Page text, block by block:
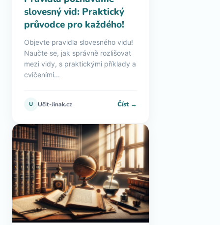
slovesný vid: Praktický
průvodce pro každého!
Objevte pravidla slovesného vidu!
Naučte se, jak správně rozlišovat
mezi vidy, s praktickými příklady a
cvičeními...
U Učit-Jinak.cz Číst →